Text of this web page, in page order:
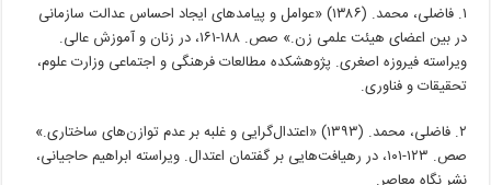
۱. فاضلی، محمد. (۱۳۸۶) «عوامل و پیامدهای ایجاد احساس عدالت سازمانی
در بین اعضای هیئت علمی زن.» صص. ۱۸۸-۱۶۱، در زنان و آموزش عالی.
ویراسته فیروزه اصغری. پژوهشکده مطالعات فرهنگی و اجتماعی وزارت علوم،
تحقیقات و فناوری.
۲. فاضلی، محمد. (۱۳۹۳) «اعتدال‌گرایی و غلبه بر عدم توازن‌های ساختاری.»
صص. ۱۲۳-۱۰۱، در رهیافت‌هایی بر گفتمان اعتدال. ویراسته ابراهیم حاجیانی،
نشر نگاه معاصر.